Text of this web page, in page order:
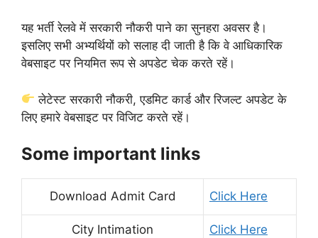
यह भर्ती रेलवे में सरकारी नौकरी पाने का सुनहरा अवसर है।
इसलिए सभी अभ्यर्थियों को सलाह दी जाती है कि वे आधिकारिक
वेबसाइट पर नियमित रूप से अपडेट चेक करते रहें।
लेटेस्ट सरकारी नौकरी, एडमिट कार्ड और रिजल्ट अपडेट के
लिए हमारे वेबसाइट पर विजिट करते रहें।
Some important links
Download Admit Card Click Here
City Intimation Click Here